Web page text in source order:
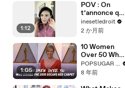
1:12
POV : On
t’annonce que
ton stage ne
sera pas
inesetledroit
2 か月前
1:05
10 Women
Over 50 Who
Owned the
2018 Oscars
POPSUGAR Fashion
8 年前